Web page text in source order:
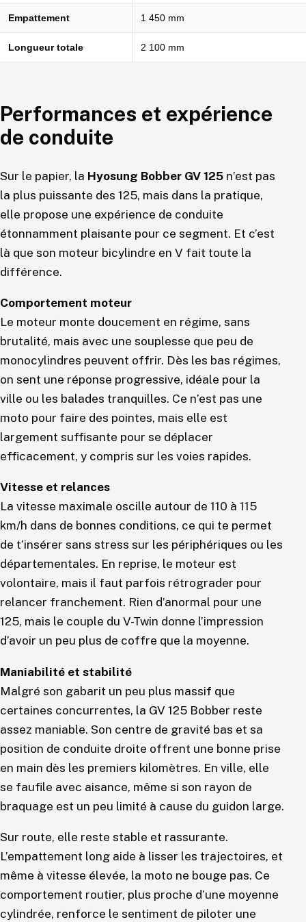
Empattement 1 450 mm
Longueur totale 2 100 mm
Performances et expérience
de conduite
Sur le papier, la Hyosung Bobber GV 125 n’est pas
la plus puissante des 125, mais dans la pratique,
elle propose une expérience de conduite
étonnamment plaisante pour ce segment. Et c’est
là que son moteur bicylindre en V fait toute la
différence.
Comportement moteur
Le moteur monte doucement en régime, sans
brutalité, mais avec une souplesse que peu de
monocylindres peuvent offrir. Dès les bas régimes,
on sent une réponse progressive, idéale pour la
ville ou les balades tranquilles. Ce n’est pas une
moto pour faire des pointes, mais elle est
largement suffisante pour se déplacer
efficacement, y compris sur les voies rapides.
Vitesse et relances
La vitesse maximale oscille autour de 110 à 115
km/h dans de bonnes conditions, ce qui te permet
de t’insérer sans stress sur les périphériques ou les
départementales. En reprise, le moteur est
volontaire, mais il faut parfois rétrograder pour
relancer franchement. Rien d’anormal pour une
125, mais le couple du V-Twin donne l’impression
d’avoir un peu plus de coffre que la moyenne.
Maniabilité et stabilité
Malgré son gabarit un peu plus massif que
certaines concurrentes, la GV 125 Bobber reste
assez maniable. Son centre de gravité bas et sa
position de conduite droite offrent une bonne prise
en main dès les premiers kilomètres. En ville, elle
se faufile avec aisance, même si son rayon de
braquage est un peu limité à cause du guidon large.
Sur route, elle reste stable et rassurante.
L’empattement long aide à lisser les trajectoires, et
même à vitesse élevée, la moto ne bouge pas. Ce
comportement routier, plus proche d’une moyenne
cylindrée, renforce le sentiment de piloter une